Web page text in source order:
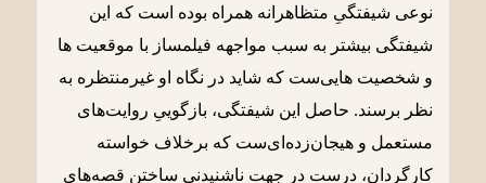
نوعی شیفتگیِ متظاهرانه همراه بوده است که این
شیفتگی بیشتر به سبب مواجهه فیلمساز با موقعیت ها
و شخصیت هایی‌ست که شاید در نگاه او غیرمنتظره به
نظر برسند. حاصل این شیفتگی، بازگوییِ روایت‌های
مستعمل و هیجان‌زده‌ای‌ست که برخلاف خواسته
کارگردان، درست در جهت ناشنیدنی ساختن قصه‌های